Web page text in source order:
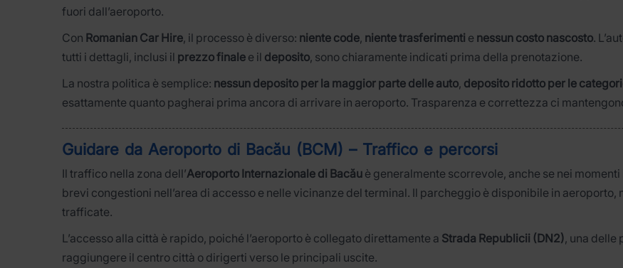
fuori dall’aeroporto.
Con Romanian Car Hire, il processo è diverso: niente code, niente trasferimenti e nessun costo nascosto.
tutti i dettagli, inclusi il prezzo finale e il deposito, sono chiaramente indicati prima della prenotazione.
La nostra politica è semplice: nessun deposito per la maggior parte delle auto, deposito ridotto per le
esattamente quanto pagherai prima ancora di arrivare in aeroporto. Trasparenza e correttezza ci
Guidare da Aeroporto di Bacău (BCM) – Traffico e percorsi
Il traffico nella zona dell’Aeroporto Internazionale di Bacău è generalmente scorrevole, anche se nei
brevi congestioni nell’area di accesso e nelle vicinanze del terminal. Il parcheggio è disponibile in
trafficate.
L’accesso alla città è rapido, poiché l’aeroporto è collegato direttamente a Strada Republicii (DN2), una delle
raggiungere il centro città o dirigerti verso le principali uscite.